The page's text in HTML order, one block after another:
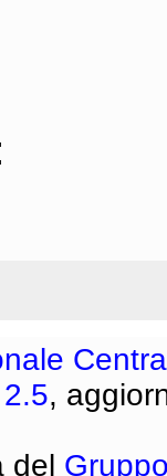
,
del